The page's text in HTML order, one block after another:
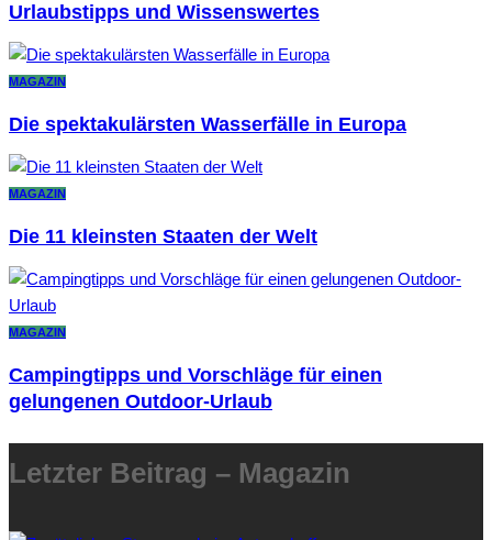
Urlaubstipps und Wissenswertes
MAGAZIN
Die spektakulärsten Wasserfälle in Europa
MAGAZIN
Die 11 kleinsten Staaten der Welt
MAGAZIN
Campingtipps und Vorschläge für einen
gelungenen Outdoor-Urlaub
Letzter Beitrag – Magazin